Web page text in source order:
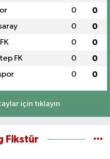
0 0
0 0
0 0
FK 0 0
0 0
için tıklayın
Fikstür